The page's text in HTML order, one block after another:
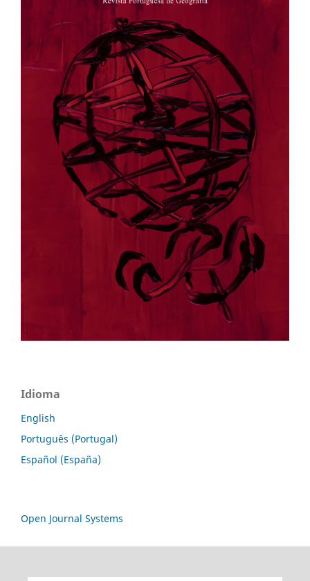
Idioma
English
Português (Portugal)
Español (España)
Open Journal Systems